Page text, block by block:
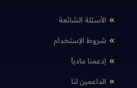
الأسئلة الشائعة
شروط الإستخدام
إدعمنا مادياً
الداعمين لنا